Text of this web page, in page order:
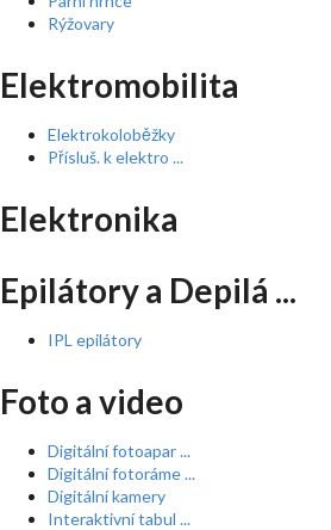
Rýžovary
Elektromobilita
Elektrokoloběžky
Přísluš. k elektro ...
Elektronika
Epilátory a Depilá ...
IPL epilátory
Foto a video
Digitální fotoapar ...
Digitální fotoráme ...
Digitální kamery
Interaktivní tabul ...